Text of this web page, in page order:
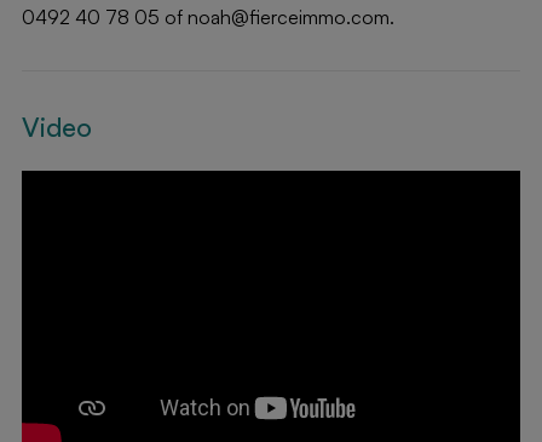
0492 40 78 05 of noah@fierceimmo.com.
Video